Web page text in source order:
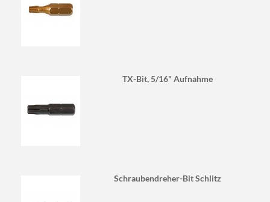
TX-Bit, 5/16" Aufnahme
Schraubendreher-Bit Schlitz